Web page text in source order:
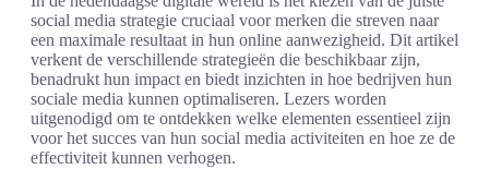
social media strategie cruciaal voor merken die streven naar
een maximale resultaat in hun online aanwezigheid. Dit artikel
verkent de verschillende strategieën die beschikbaar zijn,
benadrukt hun impact en biedt inzichten in hoe bedrijven hun
sociale media kunnen optimaliseren. Lezers worden
uitgenodigd om te ontdekken welke elementen essentieel zijn
voor het succes van hun social media activiteiten en hoe ze de
effectiviteit kunnen verhogen.